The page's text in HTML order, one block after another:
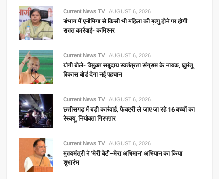
Current News TV AUGUST 6, 2026
संभाग में एनीमिया से किसी भी महिला की मृत्यु होने पर होगी
सख्त कार्रवाई- कमिश्नर
Current News TV AUGUST 6, 2026
योगी बोले- विमुक्त समुदाय स्वतंत्रता संग्राम के नायक, घुमंतू
विकास बोर्ड देगा नई पहचान
Current News TV AUGUST 6, 2026
छत्तीसगढ़ में बड़ी कार्रवाई, फैक्ट्री ले जाए जा रहे 16 बच्चों का
रेस्क्यू, नियोक्ता गिरफ्तार
Current News TV AUGUST 6, 2026
मुख्यमंत्री ने ‘मेरी बेटी–मेरा अभिमान’ अभियान का किया
शुभारंभ